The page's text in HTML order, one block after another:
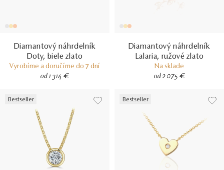
Diamantový náhrdelník
Doty, biele zlato
Vyrobíme a doručíme do 7 dní
od 1 314 €
Diamantový náhrdelník
Lalaria, ružové zlato
Na sklade
od 2 075 €
Bestseller Bestseller